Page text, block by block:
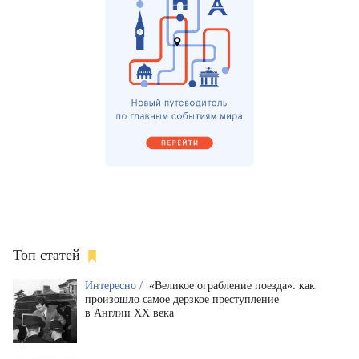
Топ статей
Интересно / «Великое ограбление поезда»: как
произошло самое дерзкое преступление
в Англии XX века